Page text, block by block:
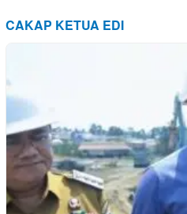
CAKAP KETUA EDI